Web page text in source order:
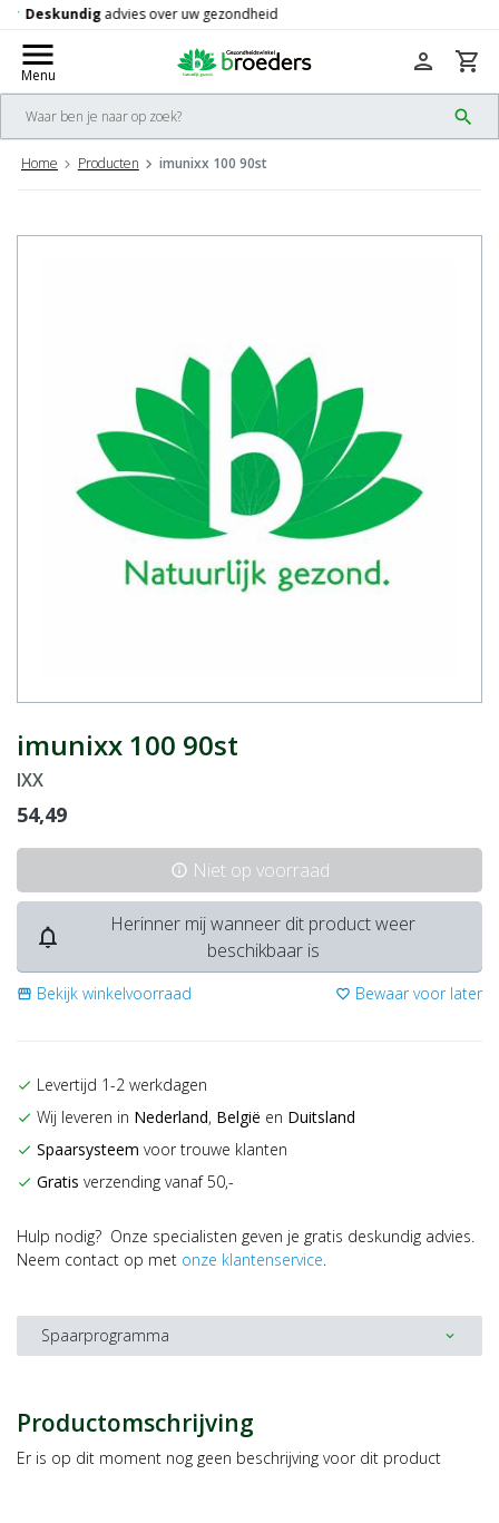
check Gratisverzending vanaf 50,-
menu
Menu
search
person shopping_cart
Home Producten imunixx 100 90st
imunixx 100 90st
IXX
54,49
info Niet op voorraad
notifications_none
Herinner mij wanneer dit product weer
beschikbaar is
storefront Bekijk winkelvoorraad favorite_border Bewaar voor later
check Levertijd 1-2 werkdagen
check Wij leveren in Nederland, België en Duitsland
check Spaarsysteem voor trouwe klanten
check Gratis verzending vanaf 50,-
Hulp nodig? Onze specialisten geven je gratis deskundig advies.
Neem contact op met onze klantenservice.
Spaarprogramma expand_more
Productomschrijving
Er is op dit moment nog geen beschrijving voor dit product